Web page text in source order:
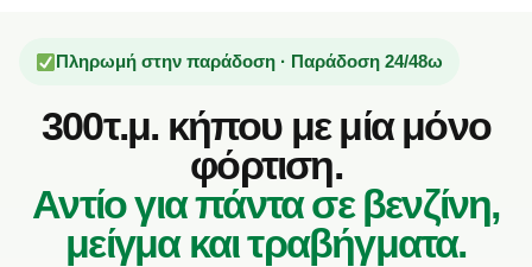
Πληρωμή στην παράδοση · Παράδοση 24/48ω
300τ.μ. κήπου με μία μόνο
φόρτιση.
Αντίο για πάντα σε βενζίνη,
μείγμα και τραβήγματα.